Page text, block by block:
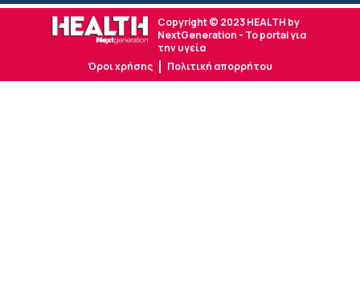
Copyright © 2023 HEALTH by
NextGeneration - Το portal για
την υγεία
Όροι χρήσης
Πολιτική απορρήτου